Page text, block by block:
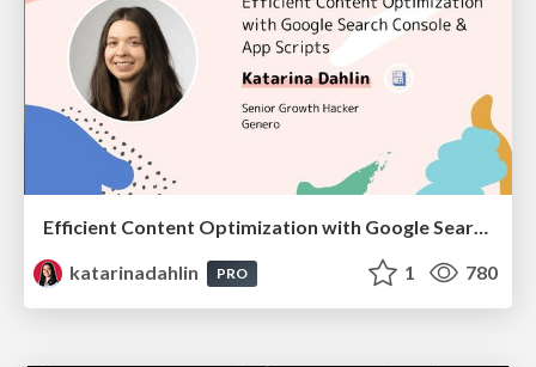
Efficient Content Optimization with Google Search Console & Apps Script
katarinadahlin
PRO 1 780